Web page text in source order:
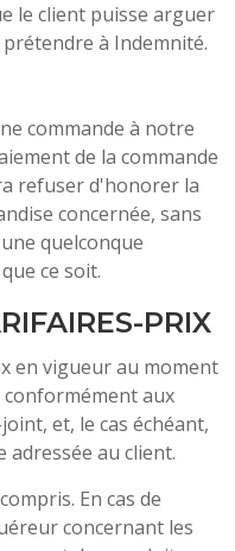
le client puisse arguer
à Indemnité.
commande à notre
de la commande
refuser d'honorer la
concernée, sans
quelconque
ce soit.
PRIX
en vigueur au moment
conformément aux
et, le cas échéant,
au client.
En cas de
concernant les